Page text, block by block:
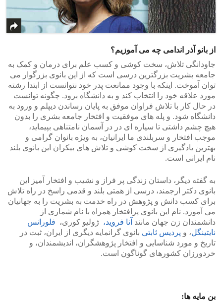
از بانو آذر اندامی چه می آموزیم؟
جاودانگی تلاش، سخت کوشی و کسب علم برای درمان و کمک به
جامعه بشریت بزرگترین درسی است که از این بانوی بزرگوار می
توان آموخت. اینکه با وجود ممانعت پدر خود نتوانست از ابتدا رشته
مورد علاقه خود را انتخاب کند و به دانشگاه برود. چگونه توانست
در حال کار با تلاش فراوان موفق به پایان رساندن دیپلم و ورود به
دانشگاه شود. و پله های موفقیت و افتخار جامعه بشری را بدون
هیچ چشم داشتی تا سیاره ای در در آسمان نامتناهی بپیماید،
موجب افتخار و سربلندی ما ایرانیان، به ویژه بانوان گرامی و
بهترین یادگیری از سخت کوشی و تلاش های بیکران این بانوی بلند
نام ایرانی است.
به گفته دیگر، داستان زندگی پر فراز و نشیب و افتخار آمیز این
بانوی دکتر ارجمند، درسی از همتی بلند و قدمی راسخ در راه تلاش
برای کسب دانش و پژوهش در راه خدمت به بشریت را به جهانیان
می آموزد. نام این بانوی پرافتخار همراه با نام شماری از
دانشمندان زن جهان مانند آنا فروید، ژولیو کوری، فلورانس
نایتینگل، و پردیس ثابتی بانوی گرانمایه دیگری از ایران، ثبت در
تاریخ و مورد شناسایی و افتخار پژوهشگران، اندیشمندان، و
خردورزان کشورهای گوناگون است.
بن مایه ها: